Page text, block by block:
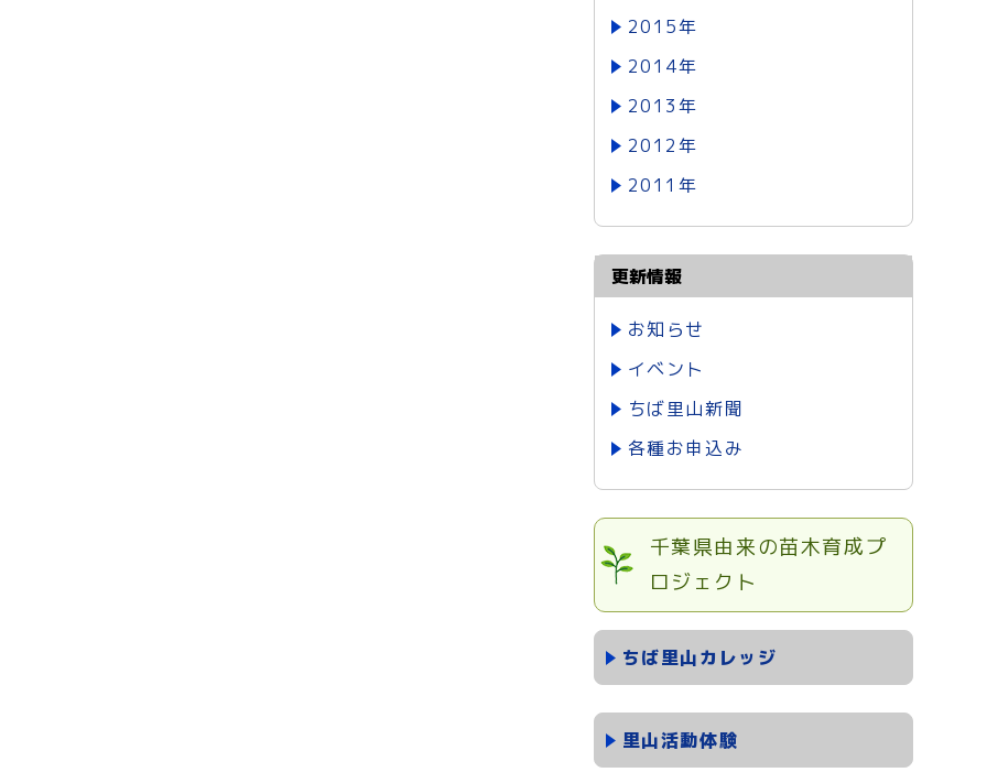
2015年
2014年
2013年
2012年
2011年
更新情報
お知らせ
イベント
ちば里山新聞
各種お申込み
千葉県由来の苗木育成プ
ロジェクト
ちば里山カレッジ
里山活動体験